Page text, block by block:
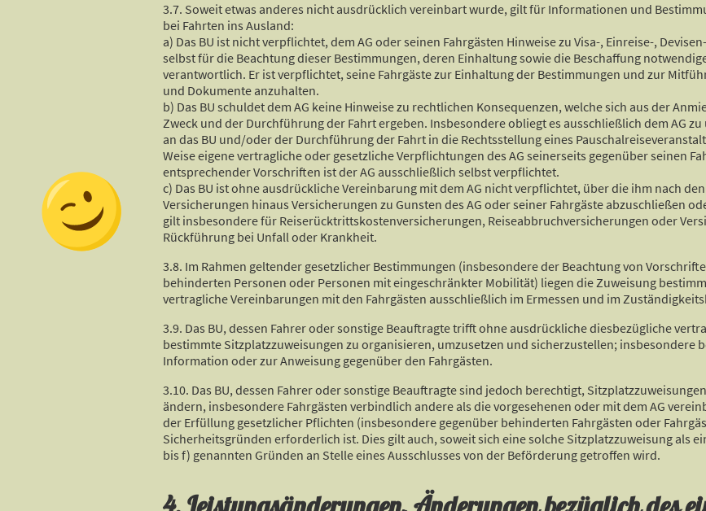
3.7. Soweit etwas anderes nicht ausdrücklich vereinbart wurde, gilt für Informationen und
bei Fahrten ins Ausland:
a) Das BU ist nicht verpflichtet, dem AG oder seinen Fahrgästen Hinweise zu Visa-, Einreise-,
selbst für die Beachtung dieser Bestimmungen, deren Einhaltung sowie die Beschaffung
verantwortlich. Er ist verpflichtet, seine Fahrgäste zur Einhaltung der Bestimmungen und zur
und Dokumente anzuhalten.
b) Das BU schuldet dem AG keine Hinweise zu rechtlichen Konsequenzen, welche sich aus der
Zweck und der Durchführung der Fahrt ergeben. Insbesondere obliegt es ausschließlich dem AG
an das BU und/oder der Durchführung der Fahrt in die Rechtsstellung eines
Weise eigene vertragliche oder gesetzliche Verpflichtungen des AG seinerseits gegenüber seinen
entsprechender Vorschriften ist der AG ausschließlich selbst verpflichtet.
c) Das BU ist ohne ausdrückliche Vereinbarung mit dem AG nicht verpflichtet, über die ihm nach
Versicherungen hinaus Versicherungen zu Gunsten des AG oder seiner Fahrgäste abzuschließen
gilt insbesondere für Reiserücktrittskostenversicherungen, Reiseabbruchversicherungen oder
Rückführung bei Unfall oder Krankheit.
3.8. Im Rahmen geltender gesetzlicher Bestimmungen (insbesondere der Beachtung von
behinderten Personen oder Personen mit eingeschränkter Mobilität) liegen die Zuweisung
vertragliche Vereinbarungen mit den Fahrgästen ausschließlich im Ermessen und im
3.9. Das BU, dessen Fahrer oder sonstige Beauftragte trifft ohne ausdrückliche diesbezügliche
bestimmte Sitzplatzzuweisungen zu organisieren, umzusetzen und sicherzustellen; insbesondere
Information oder zur Anweisung gegenüber den Fahrgästen.
3.10. Das BU, dessen Fahrer oder sonstige Beauftragte sind jedoch berechtigt,
ändern, insbesondere Fahrgästen verbindlich andere als die vorgesehenen oder mit dem AG
der Erfüllung gesetzlicher Pflichten (insbesondere gegenüber behinderten Fahrgästen oder
Sicherheitsgründen erforderlich ist. Dies gilt auch, soweit sich eine solche Sitzplatzzuweisung als
bis f) genannten Gründen an Stelle eines Ausschlusses von der Beförderung getroffen wird.